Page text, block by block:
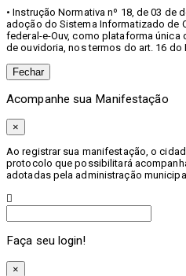
• Instrução Normativa nº 18, de 03 de
adoção do Sistema Informatizado de
federal-e-Ouv, como plataforma
de ouvidoria, nos termos do art. 16 do
Fechar
Acompanhe sua Manifestação
×
Ao registrar sua manifestação, o
protocolo que possibilitará
adotadas pela administração
Faça seu login!
×